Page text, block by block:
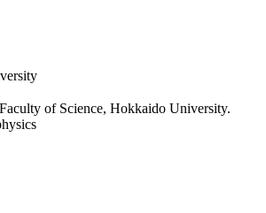
of Science, Hokkaido University.